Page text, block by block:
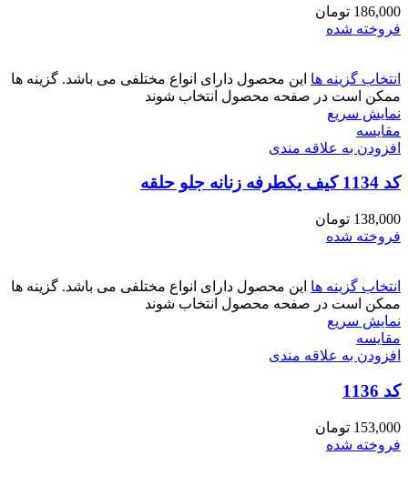
186,000 تومان
فروخته شده
انتخاب گزینه ها این محصول دارای انواع مختلفی می باشد. گزینه ها
ممکن است در صفحه محصول انتخاب شوند
نمایش سریع
مقايسه
افزودن به علاقه مندی
کد 1134 کیف یکطرفه زنانه جلو حلقه
138,000 تومان
فروخته شده
انتخاب گزینه ها این محصول دارای انواع مختلفی می باشد. گزینه ها
ممکن است در صفحه محصول انتخاب شوند
نمایش سریع
مقايسه
افزودن به علاقه مندی
کد 1136
153,000 تومان
فروخته شده